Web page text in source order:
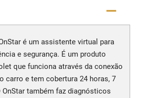
é um assistente virtual para
e segurança. É um produto
que funciona através da conexão
carro e tem cobertura 24 horas, 7
OnStar também faz diagnósticos